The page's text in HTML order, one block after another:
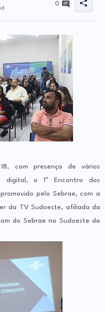
0
com presença de vários
digital, o 1º Encontro dos
pelo Sebrae, com a
da TV Sudoeste, afiliada da
do Sebrae no Sudoeste da